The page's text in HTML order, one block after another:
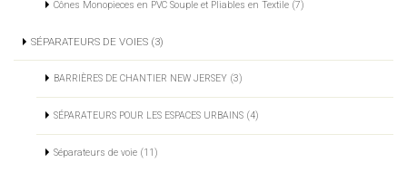
Cônes Monopieces en PVC Souple et Pliables en Textile (7)
SÉPARATEURS DE VOIES (3)
BARRIÈRES DE CHANTIER NEW JERSEY (3)
SÉPARATEURS POUR LES ESPACES URBAINS (4)
Séparateurs de voie (11)